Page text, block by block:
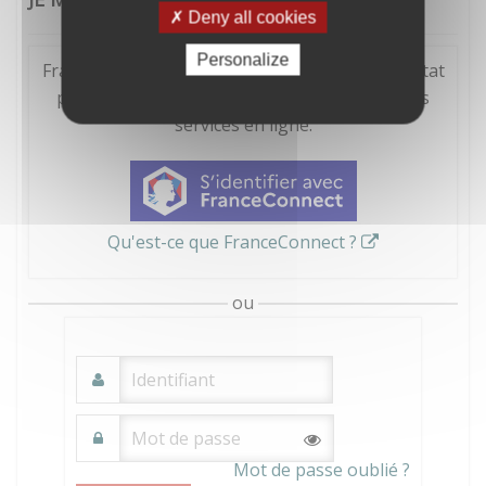
Deny all cookies
Personalize
FranceConnect est la solution proposée par l'Etat
pour sécuriser et simplifier la connexion à vos
services en ligne.
Qu'est-ce que FranceConnect ?
ou
Mot de passe oublié ?